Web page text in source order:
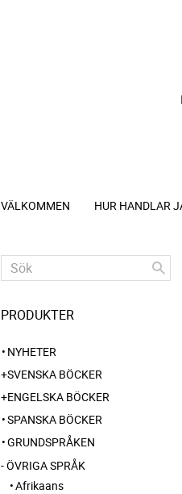
VÄLKOMMEN HUR HANDLAR
PRODUKTER
NYHETER
SVENSKA BÖCKER
ENGELSKA BÖCKER
SPANSKA BÖCKER
GRUNDSPRÅKEN
ÖVRIGA SPRÅK
Afrikaans